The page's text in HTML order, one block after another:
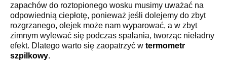
zapachów do roztopionego wosku musimy uważać na
odpowiednią ciepłotę, ponieważ jeśli dolejemy do zbyt
rozgrzanego, olejek może nam wyparować, a w zbyt
zimnym wylewać się podczas spalania, tworząc nieładny
efekt. Dlatego warto się zaopatrzyć w termometr
szpilkowy.